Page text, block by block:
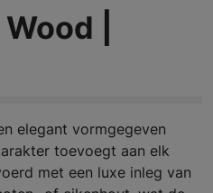
|
elegant vormgegeven
toevoegt aan elk
met een luxe inleg van